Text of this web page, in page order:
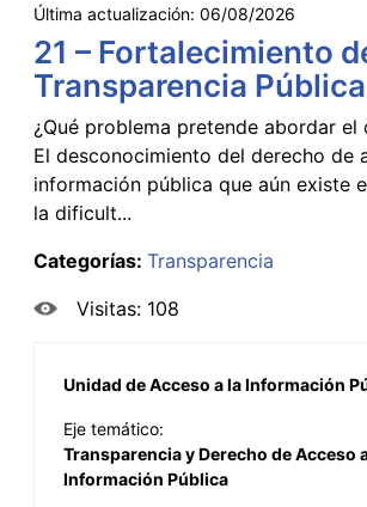
Última actualización: 06/08/2026
21 – Fortalecimiento
Transparencia Pública
¿Qué problema pretende abordar el
El desconocimiento del derecho de
información pública que aún existe
la dificult...
Categorías: Transparencia
Visitas: 108
Unidad de Acceso a la Información
Eje temático:
Transparencia y Derecho de Acceso
Información Pública